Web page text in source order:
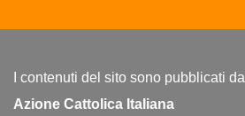
I contenuti del sito sono pubblicati da
Azione Cattolica Italiana